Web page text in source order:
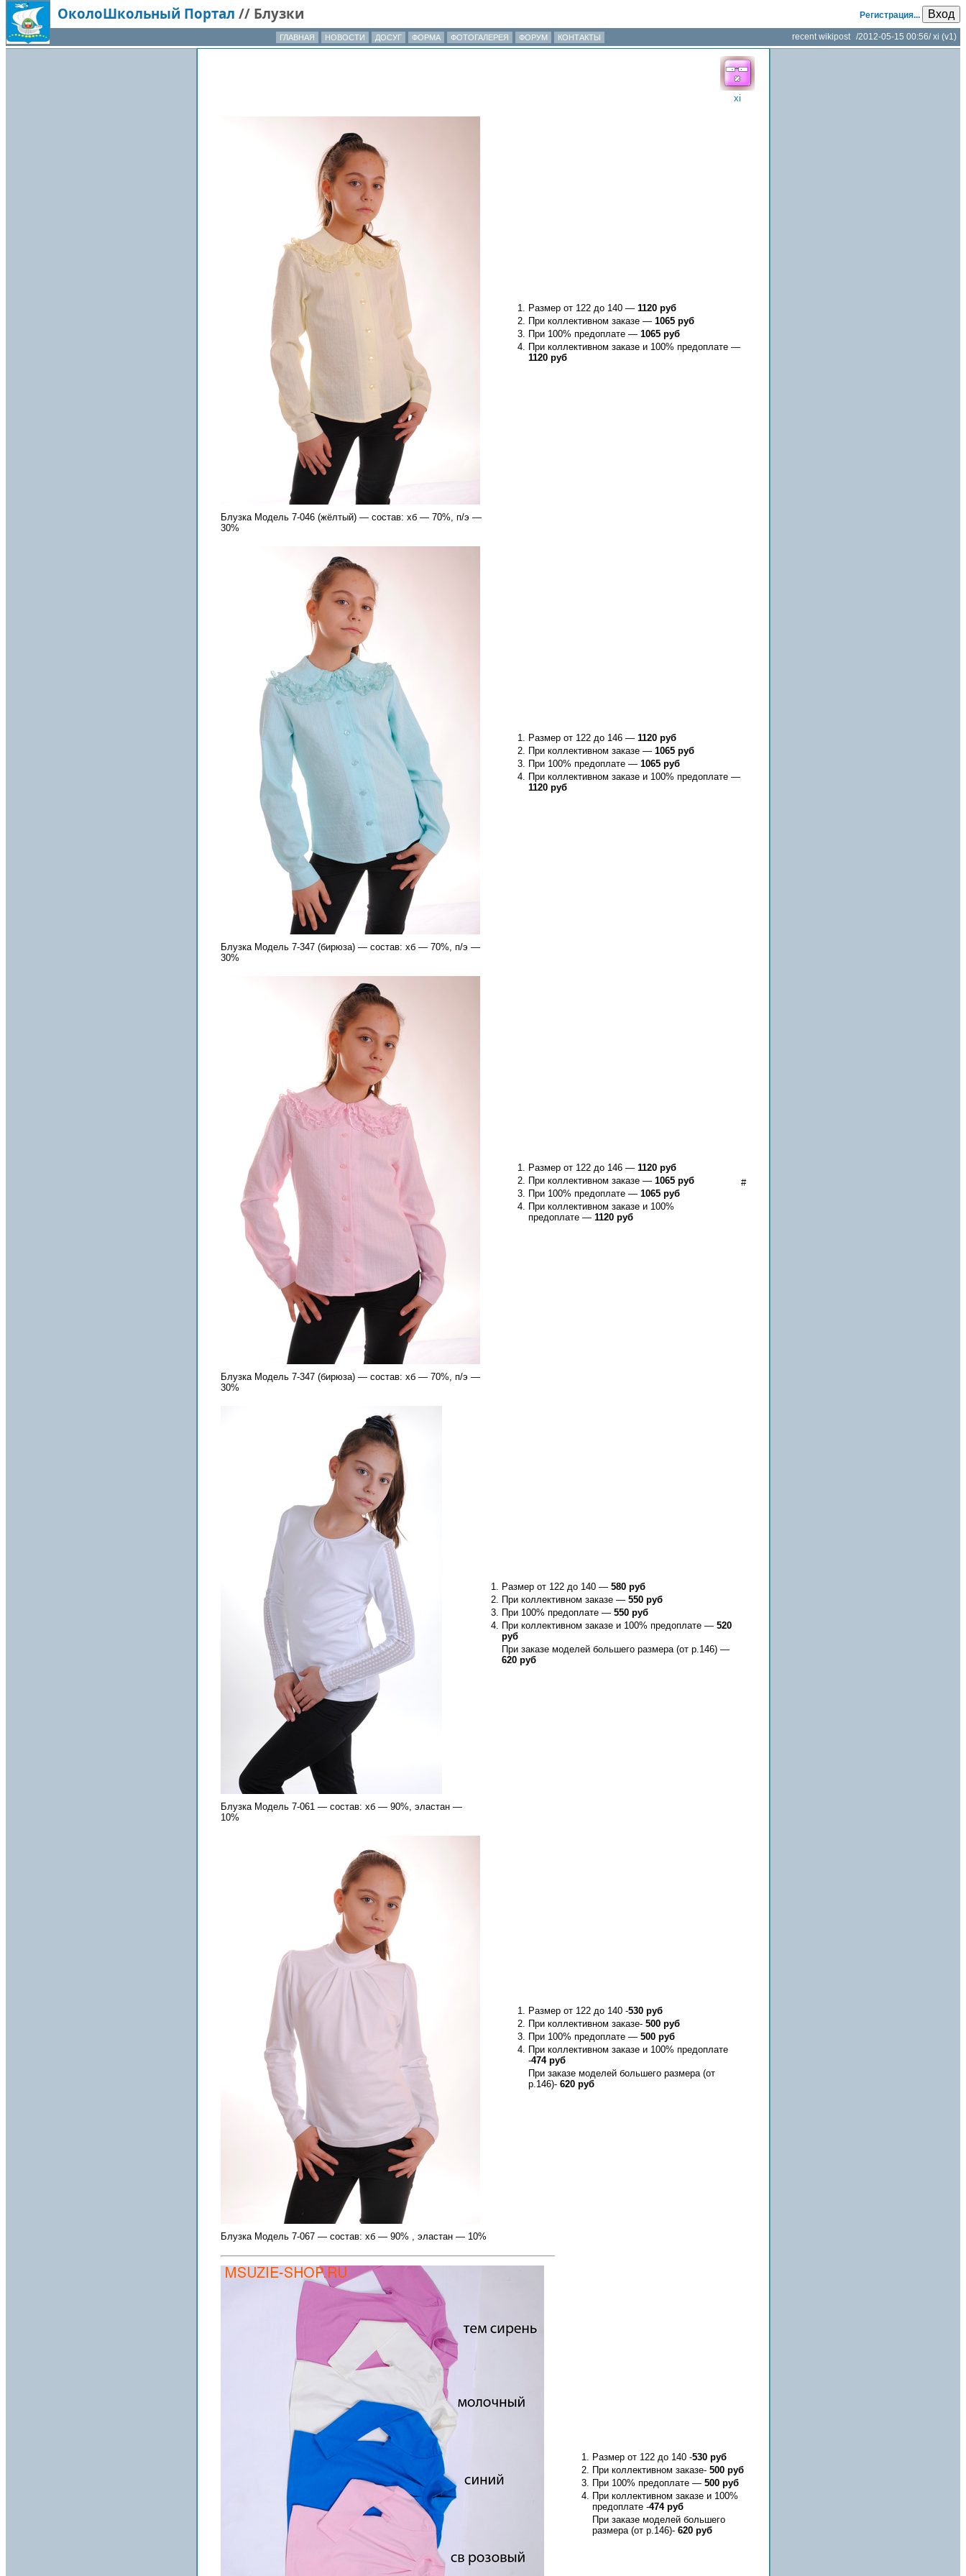
Регистрация... Вход
ОколоШкольный Портал // Блузки
recent wikipost /2012-05-15 00:56/xi (v1)
ГЛАВНАЯ НОВОСТИ ДОСУГ ФОРМА ФОТОГАЛЕРЕЯ ФОРУМ КОНТАКТЫ
xi
Блузка Модель 7-046 (жёлтый) — состав: хб — 70%, п/э —
30%
Размер от 122 до 140 — 1120 руб
При коллективном заказе — 1065 руб
При 100% предоплате — 1065 руб
При коллективном заказе и 100% предоплате —
1120 руб
Блузка Модель 7-347 (бирюза) — состав: хб — 70%, п/э —
30%
Размер от 122 до 146 — 1120 руб
При коллективном заказе — 1065 руб
При 100% предоплате — 1065 руб
При коллективном заказе и 100% предоплате —
1120 руб
Блузка Модель 7-347 (бирюза) — состав: хб — 70%, п/э —
30%
Размер от 122 до 146 — 1120 руб
При коллективном заказе — 1065 руб
При 100% предоплате — 1065 руб
При коллективном заказе и 100%
предоплате — 1120 руб
#
Блузка Модель 7-061 — состав: хб — 90%, эластан —
10%
Размер от 122 до 140 — 580 руб
При коллективном заказе — 550 руб
При 100% предоплате — 550 руб
При коллективном заказе и 100% предоплате — 520
руб
При заказе моделей большего размера (от р.146) —
620 руб
Блузка Модель 7-067 — состав: хб — 90% , эластан — 10%
Размер от 122 до 140 -530 руб
При коллективном заказе- 500 руб
При 100% предоплате — 500 руб
При коллективном заказе и 100% предоплате
-474 руб
При заказе моделей большего размера (от
р.146)- 620 руб
Размер от 122 до 140 -530 руб
При коллективном заказе- 500 руб
При 100% предоплате — 500 руб
При коллективном заказе и 100%
предоплате -474 руб
При заказе моделей большего
размера (от р.146)- 620 руб